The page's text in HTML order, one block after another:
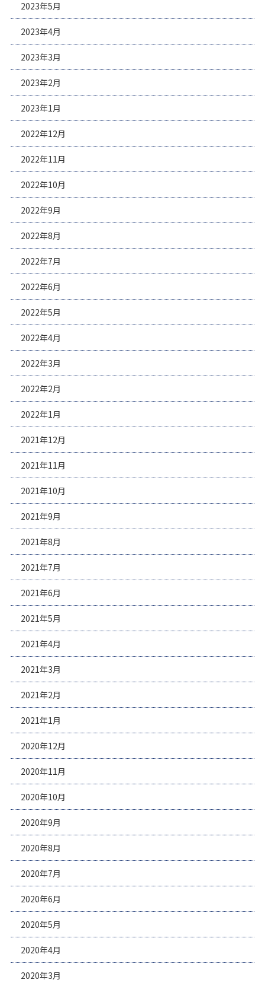
2023年5月
2023年4月
2023年3月
2023年2月
2023年1月
2022年12月
2022年11月
2022年10月
2022年9月
2022年8月
2022年7月
2022年6月
2022年5月
2022年4月
2022年3月
2022年2月
2022年1月
2021年12月
2021年11月
2021年10月
2021年9月
2021年8月
2021年7月
2021年6月
2021年5月
2021年4月
2021年3月
2021年2月
2021年1月
2020年12月
2020年11月
2020年10月
2020年9月
2020年8月
2020年7月
2020年6月
2020年5月
2020年4月
2020年3月